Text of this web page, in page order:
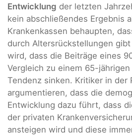
Entwicklung der letzten
kein abschließendes Ergebnis
Krankenkassen behaupten,
durch Altersrückstellungen
wird, dass die Beiträge eines
Vergleich zu einem 65-
Tendenz sinken. Kritiker in der
argumentieren, dass die
Entwicklung dazu führt, dass
der privaten
ansteigen wird und diese